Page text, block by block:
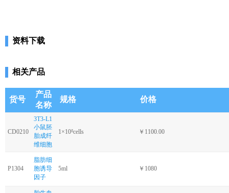
资料下载
相关产品
货号
产品
名称
规格 价格
CD0210
3T3-L1
小鼠胚
胎成纤
维细胞
1×10⁶cells ￥1100.00
P1304
脂肪细
胞诱导
因子
5ml ￥1080